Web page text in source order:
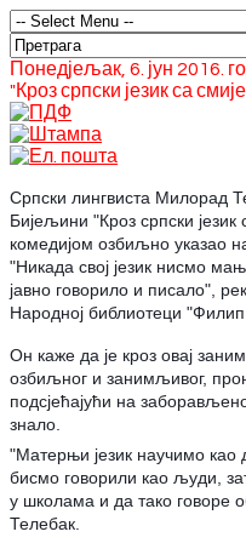
Понедјељак, 6. јун 2016.
"Кроз српски језик са
Српски лингвиста Милорад
Бијељини "Кроз српски језик
комедијом озбиљно указао
"Никада свој језик нисмо
јавно говорило и писало",
Народној библиотеци
Он каже да је кроз овај
озбиљног и занимљивог,
подсјећајући на
знало.
"Матерњи језик научимо као
бисмо говорили као људи,
у школама и да тако говоре
Телебак.